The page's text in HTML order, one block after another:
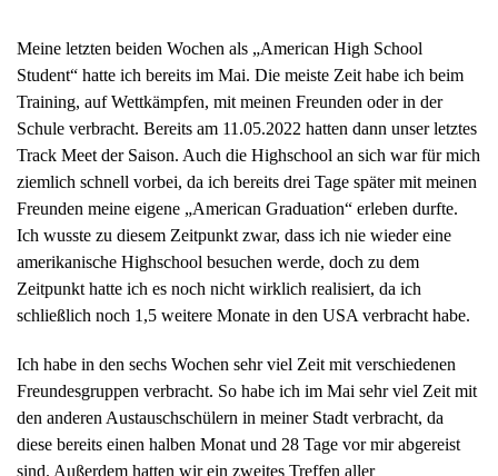
Meine letzten beiden Wochen als „American High School
Student“ hatte ich bereits im Mai. Die meiste Zeit habe ich beim
Training, auf Wettkämpfen, mit meinen Freunden oder in der
Schule verbracht. Bereits am 11.05.2022 hatten dann unser letztes
Track Meet der Saison. Auch die Highschool an sich war für mich
ziemlich schnell vorbei, da ich bereits drei Tage später mit meinen
Freunden meine eigene „American Graduation“ erleben durfte.
Ich wusste zu diesem Zeitpunkt zwar, dass ich nie wieder eine
amerikanische Highschool besuchen werde, doch zu dem
Zeitpunkt hatte ich es noch nicht wirklich realisiert, da ich
schließlich noch 1,5 weitere Monate in den USA verbracht habe.
Ich habe in den sechs Wochen sehr viel Zeit mit verschiedenen
Freundesgruppen verbracht. So habe ich im Mai sehr viel Zeit mit
den anderen Austauschschülern in meiner Stadt verbracht, da
diese bereits einen halben Monat und 28 Tage vor mir abgereist
sind. Außerdem hatten wir ein zweites Treffen aller